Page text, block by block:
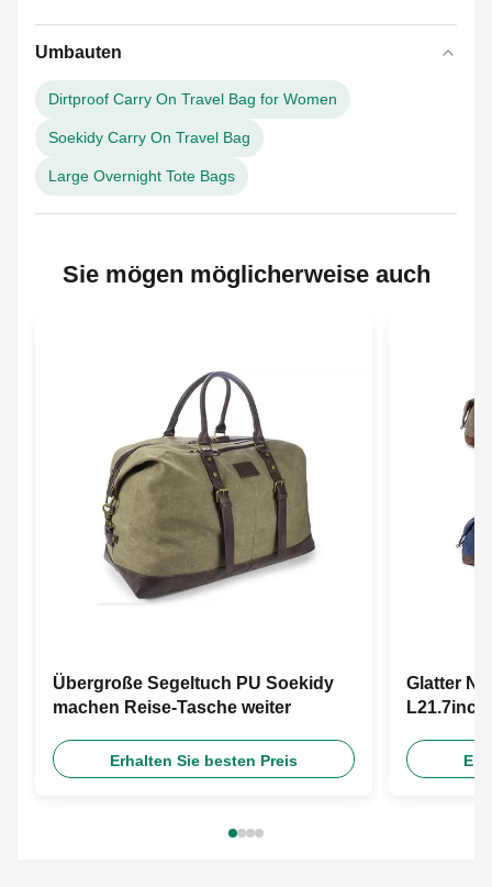
Umbauten
Dirtproof Carry On Travel Bag for Women
Soekidy Carry On Travel Bag
Large Overnight Tote Bags
Sie mögen möglicherweise auch
Übergroße Segeltuch PU Soekidy
machen Reise-Tasche weiter
Erhalten Sie besten Preis
Glatter